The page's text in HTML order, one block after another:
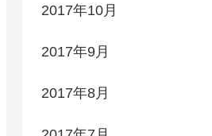
2017年10月
2017年9月
2017年8月